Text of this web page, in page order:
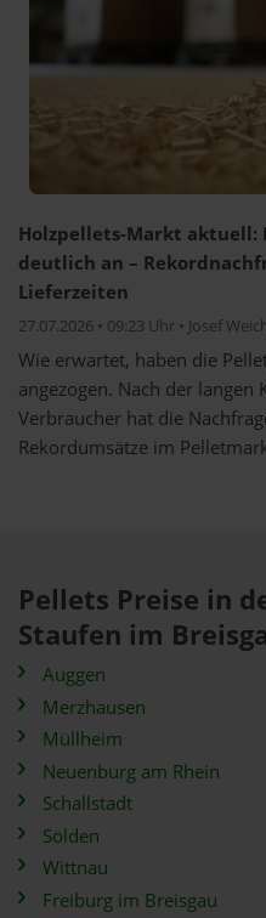
Holzpellets-Markt aktuell:
deutlich an –
Lieferzeiten
27.07.2026 • 09:23 Uhr • Josef
Wie erwartet, haben die
angezogen. Nach der
Verbraucher hat die
Rekordumsätze im
Pellets Preise in
Staufen im
Auggen
Merzhausen
Müllheim
Neuenburg am Rhein
Schallstadt
Sölden
Wittnau
Freiburg im Breisgau